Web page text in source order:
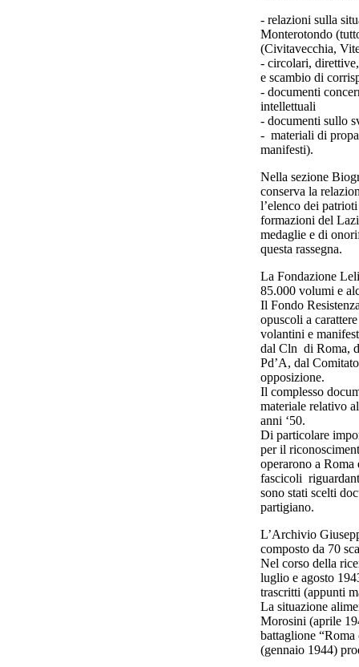
- relazioni sulla
Monterotondo
(Civitavecchia,
- circolari,
e scambio di
- documenti
intellettuali
- documenti sullo
- materiali di
manifesti).
Nella sezione
conserva la
l’elenco dei
formazioni del
medaglie e di
questa rassegna.
La Fondazione
85.000 volumi e
Il Fondo
opuscoli a
volantini e
dal Cln di Roma,
Pd’A, dal
opposizione.
Il complesso
materiale relativo
anni ‘50.
Di particolare
per il
operarono a Roma
fascicoli
sono stati scelti
partigiano.
L’Archivio
composto da 70
Nel corso della
luglio e agosto
trascritti (appunti
La situazione
Morosini (aprile
battaglione
(gennaio 1944)